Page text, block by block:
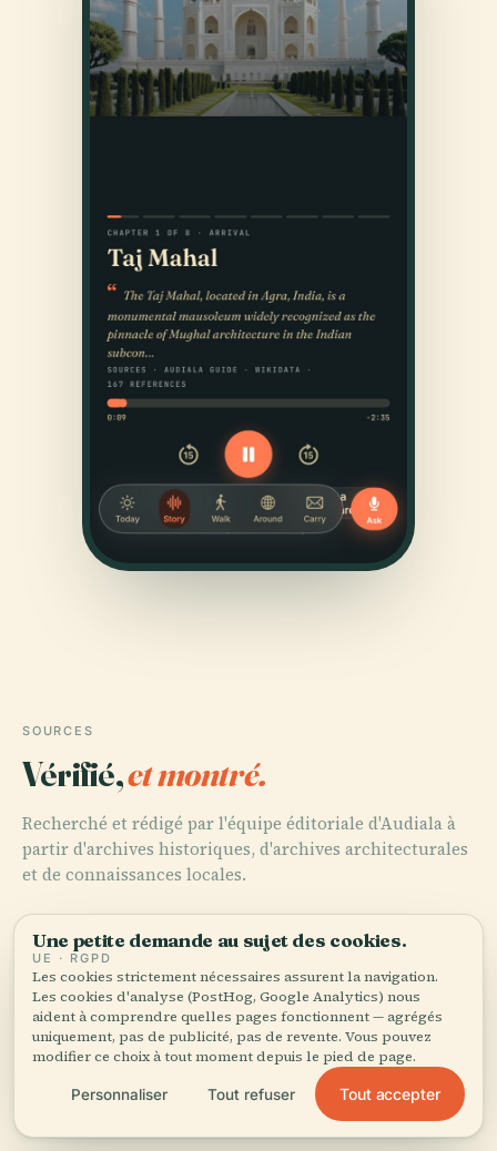
SOURCES
Vérifié,et montré.
Recherché et rédigé par l'équipe éditoriale d'Audiala à
partir d'archives historiques, d'archives architecturales
et de connaissances locales.
Dernière révision : April 2026
Bergen Public Library – About Us
Bergen Public Library Visiting Guide
Une petite demande au sujet des cookies.
UE · RGPD
Les cookies strictement nécessaires assurent la navigation.
Les cookies d'analyse (PostHog, Google Analytics) nous
aident à comprendre quelles pages fonctionnent — agrégés
uniquement, pas de publicité, pas de revente. Vous pouvez
modifier ce choix à tout moment depuis le pied de page.
Personnaliser Tout refuser Tout accepter